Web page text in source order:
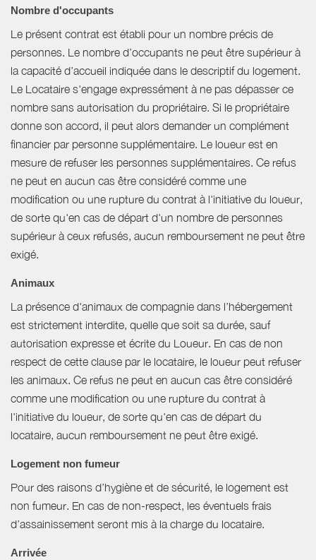
Nombre d'occupants
Le présent contrat est établi pour un nombre précis de
personnes. Le nombre d’occupants ne peut être supérieur à
la capacité d’accueil indiquée dans le descriptif du logement.
Le Locataire s'engage expressément à ne pas dépasser ce
nombre sans autorisation du propriétaire. Si le propriétaire
donne son accord, il peut alors demander un complément
financier par personne supplémentaire. Le loueur est en
mesure de refuser les personnes supplémentaires. Ce refus
ne peut en aucun cas être considéré comme une
modification ou une rupture du contrat à l'initiative du loueur,
de sorte qu'en cas de départ d'un nombre de personnes
supérieur à ceux refusés, aucun remboursement ne peut être
exigé.
Animaux
La présence d'animaux de compagnie dans l’hébergement
est strictement interdite, quelle que soit sa durée, sauf
autorisation expresse et écrite du Loueur. En cas de non
respect de cette clause par le locataire, le loueur peut refuser
les animaux. Ce refus ne peut en aucun cas être considéré
comme une modification ou une rupture du contrat à
l'initiative du loueur, de sorte qu'en cas de départ du
locataire, aucun remboursement ne peut être exigé.
Logement non fumeur
Pour des raisons d’hygiène et de sécurité, le logement est
non fumeur. En cas de non-respect, les éventuels frais
d’assainissement seront mis à la charge du locataire.
Arrivée